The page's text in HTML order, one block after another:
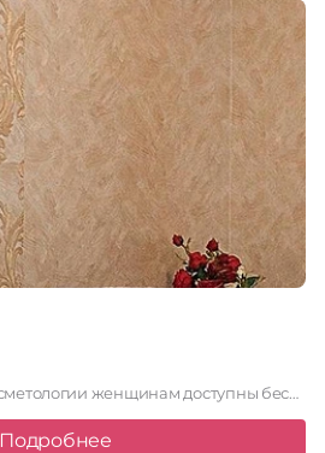
В мире современной косметологии женщинам доступны бесчисленные возможности для поддержания …
Подробнее